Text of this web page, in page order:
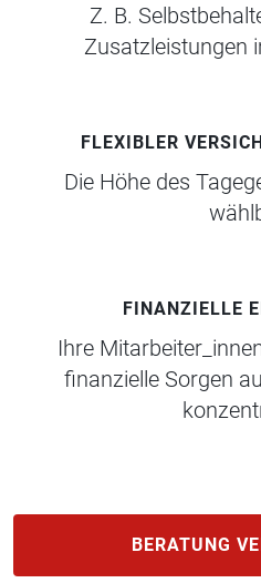
Z. B.
Zusatzleistungen
FLEXIBLER
Die Höhe des
FINANZIELLE
Ihre
finanzielle Sorgen
BERATUNG